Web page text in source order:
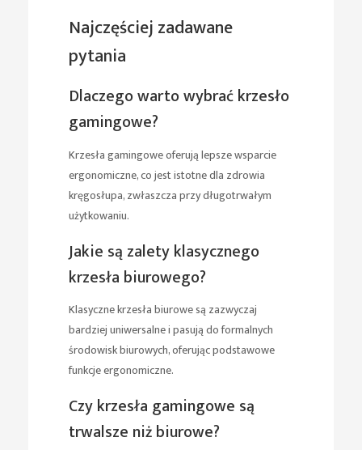
Najczęściej zadawane
pytania
Dlaczego warto wybrać krzesło
gamingowe?
Krzesła gamingowe oferują lepsze wsparcie
ergonomiczne, co jest istotne dla zdrowia
kręgosłupa, zwłaszcza przy długotrwałym
użytkowaniu.
Jakie są zalety klasycznego
krzesła biurowego?
Klasyczne krzesła biurowe są zazwyczaj
bardziej uniwersalne i pasują do formalnych
środowisk biurowych, oferując podstawowe
funkcje ergonomiczne.
Czy krzesła gamingowe są
trwalsze niż biurowe?